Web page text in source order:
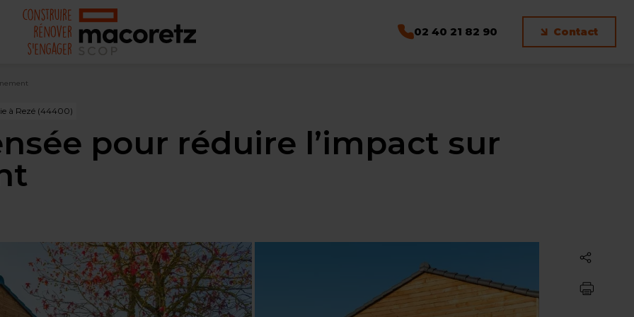
02 40 21 82 90 Contact
à Rezé (44400)
pour réduire l’impact sur
Partager
Imprimer